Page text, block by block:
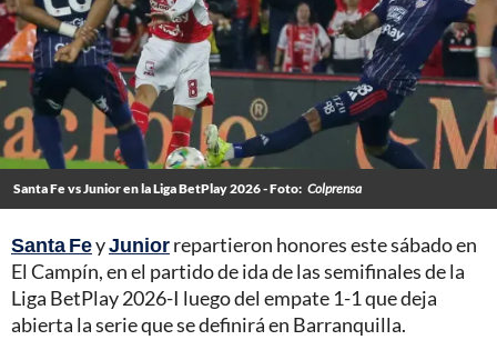
Santa Fe vs Junior en la Liga BetPlay 2026 - Foto: Colprensa
Santa FeyJuniorrepartieron honores este sábado en
El Campín, en el partido de ida de las semifinales de la
Liga BetPlay 2026-I luego del empate 1-1 que deja
abierta la serie que se definirá en Barranquilla.